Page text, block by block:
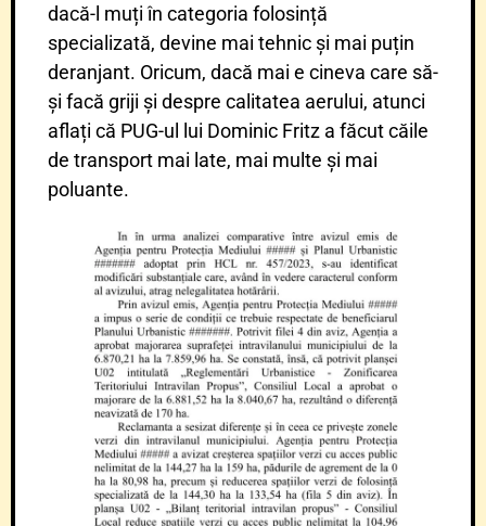
dacă-l muți în categoria folosință
specializată, devine mai tehnic și mai puțin
deranjant. Oricum, dacă mai e cineva care să-
și facă griji și despre calitatea aerului, atunci
aflați că PUG-ul lui Dominic Fritz a făcut căile
de transport mai late, mai multe și mai
poluante.